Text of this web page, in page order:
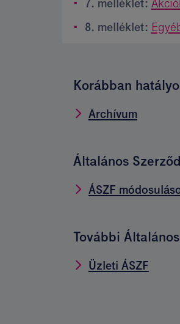
8. melléklet:
Korábban
Archívum
Általános
ÁSZF
További
Üzleti ÁSZF